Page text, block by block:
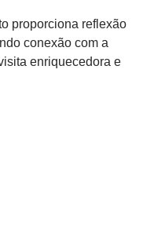
proporciona reflexão
conexão com a
enriquecedora e